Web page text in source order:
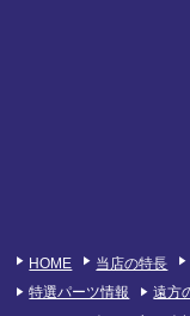
HOME 当店の特長
特選パーツ情報
遠方